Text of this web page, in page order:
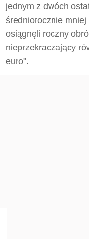
jednym z dwóch
średniorocznie
osiągnęli roczny
nieprzekraczający
euro".